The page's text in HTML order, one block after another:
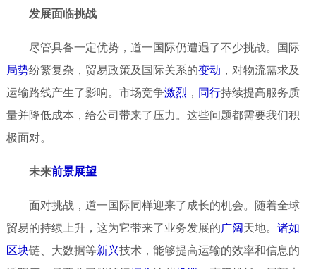
发展面临挑战
尽管具备一定优势，道一国际仍遭遇了不少挑战。国际
局势纷繁复杂，贸易政策及国际关系的变动 ，对物流需求及
运输路线产生了影响。市场竞争激烈 ， 同行持续提高服务质
量并降低成本，给公司带来了压力。这些问题都需要我们积
极面对。
未来前景展望
面对挑战，道一国际同样迎来了成长的机会。随着全球
贸易的持续上升，这为它带来了业务发展的广阔天地。 诸如
区块链、大数据等新兴技术，能够提高运输的效率和信息的